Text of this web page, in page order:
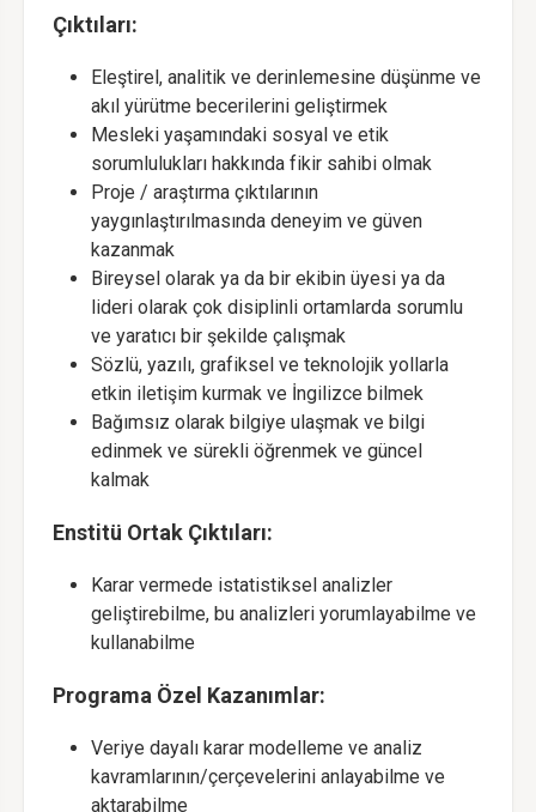
Çıktıları:
Eleştirel, analitik ve derinlemesine düşünme ve
akıl yürütme becerilerini geliştirmek
Mesleki yaşamındaki sosyal ve etik
sorumlulukları hakkında fikir sahibi olmak
Proje / araştırma çıktılarının
yaygınlaştırılmasında deneyim ve güven
kazanmak
Bireysel olarak ya da bir ekibin üyesi ya da
lideri olarak çok disiplinli ortamlarda sorumlu
ve yaratıcı bir şekilde çalışmak
Sözlü, yazılı, grafiksel ve teknolojik yollarla
etkin iletişim kurmak ve İngilizce bilmek
Bağımsız olarak bilgiye ulaşmak ve bilgi
edinmek ve sürekli öğrenmek ve güncel
kalmak
Enstitü Ortak Çıktıları:
Karar vermede istatistiksel analizler
geliştirebilme, bu analizleri yorumlayabilme ve
kullanabilme
Programa Özel Kazanımlar:
Veriye dayalı karar modelleme ve analiz
kavramlarının/çerçevelerini anlayabilme ve
aktarabilme